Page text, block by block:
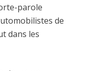
parole
de
dans les